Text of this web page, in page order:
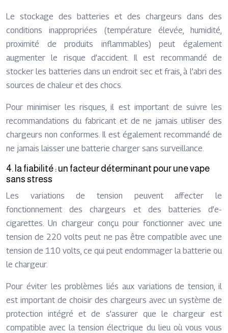
Le stockage des batteries et des chargeurs dans des
conditions inappropriées (température élevée, humidité,
proximité de produits inflammables) peut également
augmenter le risque d’accident. Il est recommandé de
stocker les batteries dans un endroit sec et frais, à l’abri des
sources de chaleur et des chocs.
Pour minimiser les risques, il est important de suivre les
recommandations du fabricant et de ne jamais utiliser des
chargeurs non conformes. Il est également recommandé de
ne jamais laisser une batterie charger sans surveillance.
4. la fiabilité : un facteur déterminant pour une vape
sans stress
Les variations de tension peuvent affecter le
fonctionnement des chargeurs et des batteries d’e-
cigarettes. Un chargeur conçu pour fonctionner avec une
tension de 220 volts peut ne pas être compatible avec une
tension de 110 volts, ce qui peut endommager la batterie ou
le chargeur.
Pour éviter les problèmes liés aux variations de tension, il
est important de choisir des chargeurs avec un système de
protection intégré et de s’assurer que le chargeur est
compatible avec la tension électrique du lieu où vous vous